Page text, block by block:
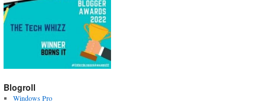
Blogroll
Windows Pro